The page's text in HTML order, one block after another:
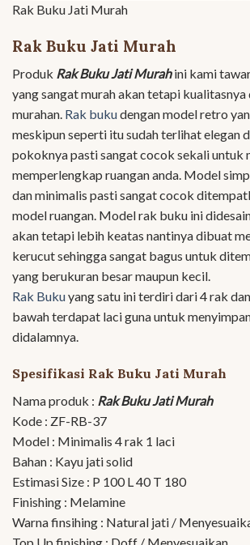
Rak Buku Jati Murah
Rak Buku Jati Murah
Produk Rak Buku Jati Murahini kami
yang sangat murah akan tetapi
murahan. Rak bukudengan model retro
meskipun seperti itu sudah terlihat elegan
pokoknya pasti sangat cocok sekali untuk
memperlengkap ruangan anda. Model
dan minimalis pasti sangat cocok
model ruangan. Model rak buku ini
akan tetapi lebih keatas nantinya dibuat
kerucut sehingga sangat bagus untuk
yang berukuran besar maupun kecil.
Rak Bukuyang satu ini terdiri dari 4 rak
bawah terdapat laci guna untuk
didalamnya.
Spesifikasi Rak Buku Jati Murah
Nama produk : Rak Buku Jati Murah
Kode : ZF-RB-37
Model : Minimalis 4 rak 1 laci
Bahan : Kayu jati solid
Estimasi Size : P 100 L 40 T 180
Finishing : Melamine
Warna finsihing : Natural jati /